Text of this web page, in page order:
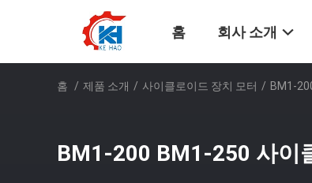
홈 회사 소개
홈 / 제품 소개 / 사이클로이드 장치 모터 / BM1-
BM1-200 BM1-250 사이